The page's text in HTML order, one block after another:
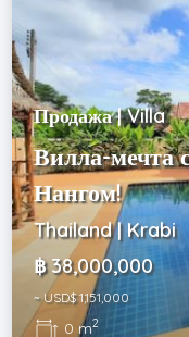
Продажа | Villa
Вилла-мечта
Нангом!
Thailand | Krabi
฿ 38,000,000
~ USD$ 1,151,000
0 m2